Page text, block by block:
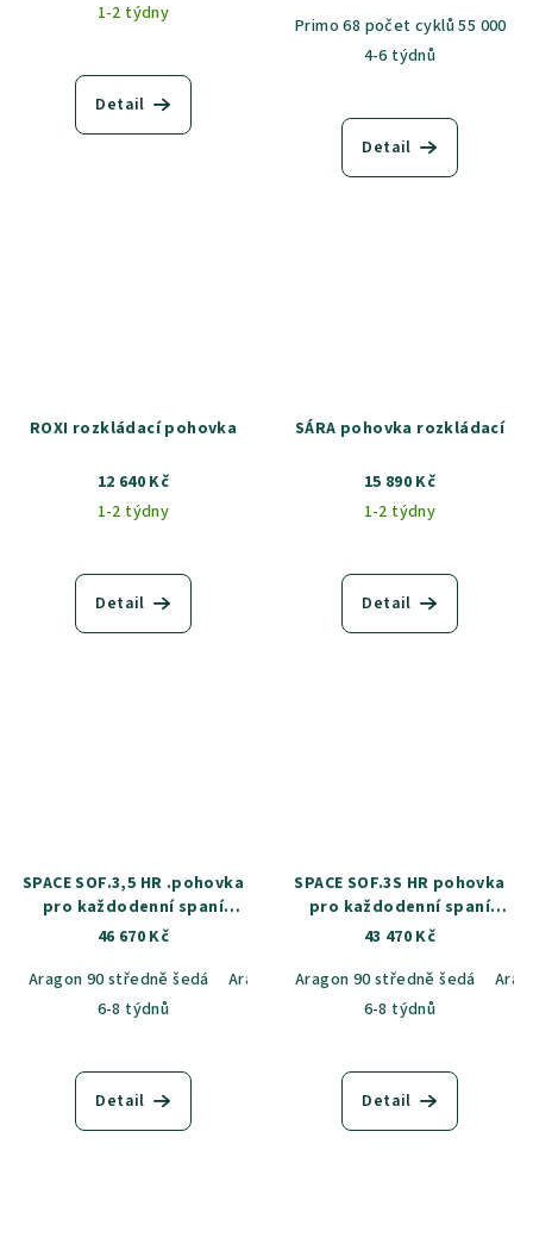
1-2 týdny
Detail
Primo 68 počet cyklů 55 000
4-6 týdnů
Detail
ROXI rozkládací pohovka
12 640 Kč
1-2 týdny
Detail
SÁRA pohovka rozkládací
15 890 Kč
1-2 týdny
Detail
SPACE SOF.3,5 HR .pohovka
pro každodenní spaní
(160x196 cm)
46 670 Kč
Aragon 90 středně šedá
Aragon 14 béžová
Aragon 20
6-8 týdnů
Detail
SPACE SOF.3S HR pohovka
pro každodenní spaní
(140x196 cm)
43 470 Kč
Aragon 90 středně šedá
6-8 týdnů
Detail